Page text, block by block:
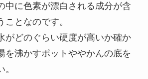
中に色素が漂白される成分が含
ことなのです。
がどのぐらい硬度が高いか確か
を沸かすポットややかんの底を